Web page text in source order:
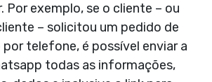
Por exemplo, se o cliente – ou
– solicitou um pedido de
telefone, é possível enviar a
todas as informações,